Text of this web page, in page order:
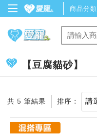
商品分類
【豆腐貓砂】
共 5 筆結果 排序：